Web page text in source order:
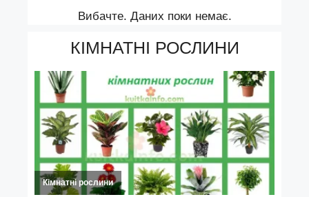
Вибачте. Даних поки немає.
КІМНАТНІ РОСЛИНИ